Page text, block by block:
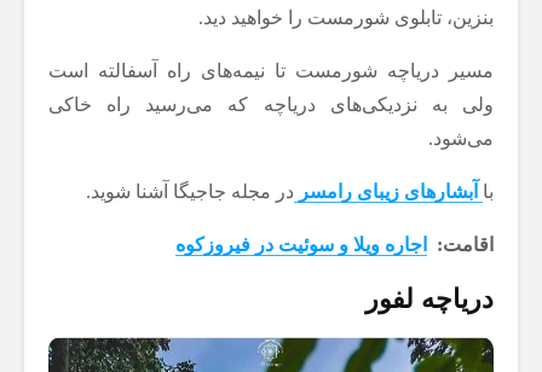
بنزین، تابلوی شورمست را خواهید دید.
مسیر دریاچه شورمست تا نیمه‌های راه آسفالته است
ولی به نزدیکی‌های دریاچه که می‌رسید راه خاکی
می‌شود.
با آبشارهای زیبای رامسر در مجله جاجیگا آشنا شوید.
اقامت: اجاره ویلا و سوئیت در فیروزکوه
دریاچه لفور